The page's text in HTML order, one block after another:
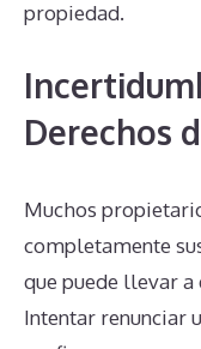
propiedad.
Derechos
Muchos
completamente
que puede llevar
Intentar renunciar